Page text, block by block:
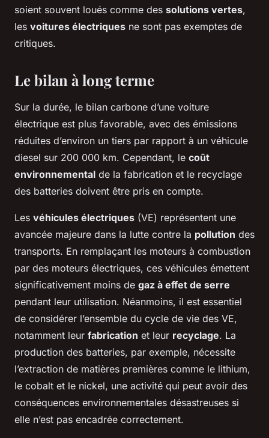
soient souvent loués comme des solutions vertes,
les voitures électriques ne sont pas exemptes de
critiques.
Le bilan à long terme
Sur la durée, le bilan carbone d’une voiture
électrique est plus favorable, avec des émissions
réduites d’environ un tiers par rapport à un véhicule
diesel sur 200 000 km. Cependant, le coût
environnemental de la fabrication et le recyclage
des batteries doivent être pris en compte.
Les véhicules électriques (VE) représentent une
avancée majeure dans la lutte contre la pollution des
transports. En remplaçant les moteurs à combustion
par des moteurs électriques, ces véhicules émettent
significativement moins de gaz à effet de serre
pendant leur utilisation. Néanmoins, il est essentiel
de considérer l’ensemble du cycle de vie des VE,
notamment leur fabrication et leur recyclage. La
production des batteries, par exemple, nécessite
l’extraction de matières premières comme le lithium,
le cobalt et le nickel, une activité qui peut avoir des
conséquences environnementales désastreuses si
elle n’est pas encadrée correctement.